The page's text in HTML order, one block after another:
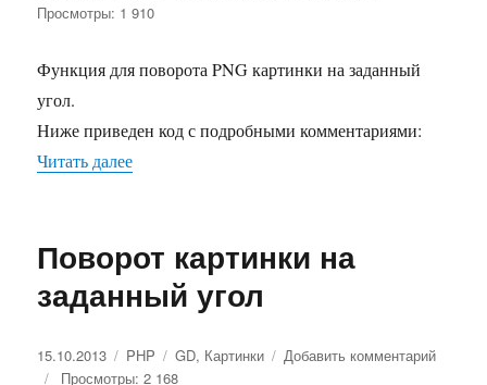
картинки
задангый
Просмотры: 1 910
Функция для поворота PNG картинки на заданный
угол.
Ниже приведен код с подробными комментариями:
Читать далее
Поворот картинки на
заданный угол
Опубликовано
15.10.2013 Рубрики
PHP Метки
GD, Картинки Добавить комментарий
Просмотры: 2 168